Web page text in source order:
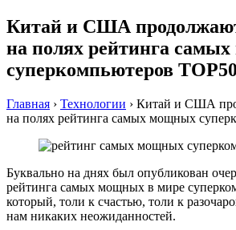
Китай и США
на полях рейтинга
суперкомпьютеров
Главная › Технологии › Китай и США
на полях рейтинга самых мощных
Буквально на днях был опубликован
рейтинга самых мощных в мире
который, толи к счастью, толи к
нам никаких неожиданностей.